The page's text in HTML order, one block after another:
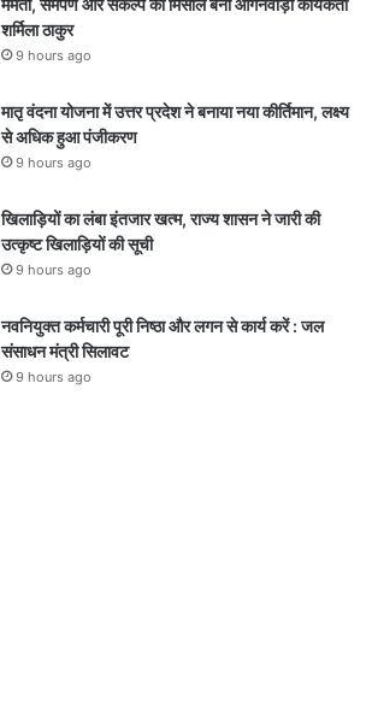
शर्मिला ठाकुर
9 hours ago
मातृ वंदना योजना में उत्तर प्रदेश ने बनाया नया कीर्तिमान, लक्ष्य
से अधिक हुआ पंजीकरण
9 hours ago
खिलाड़ियों का लंबा इंतजार खत्म, राज्य शासन ने जारी की
उत्कृष्ट खिलाड़ियों की सूची
9 hours ago
नवनियुक्त कर्मचारी पूरी निष्ठा और लगन से कार्य करें : जल
संसाधन मंत्री सिलावट
9 hours ago